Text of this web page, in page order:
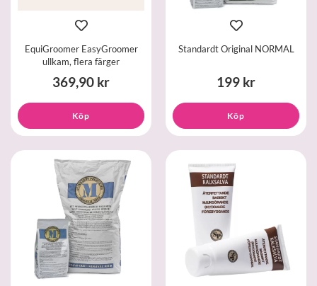
EquiGroomer EasyGroomer
ullkam, flera färger
369,90 kr
Köp
Standardt Original NORMAL
199 kr
Köp